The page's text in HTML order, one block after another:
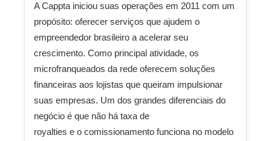
A Cappta iniciou suas operações em 2011 com um
propósito: oferecer serviços que ajudem o
empreendedor brasileiro a acelerar seu
crescimento. Como principal atividade, os
microfranqueados da rede oferecem soluções
financeiras aos lojistas que queiram impulsionar
suas empresas. Um dos grandes diferenciais do
negócio é que não há taxa de
royalties e o comissionamento funciona no modelo